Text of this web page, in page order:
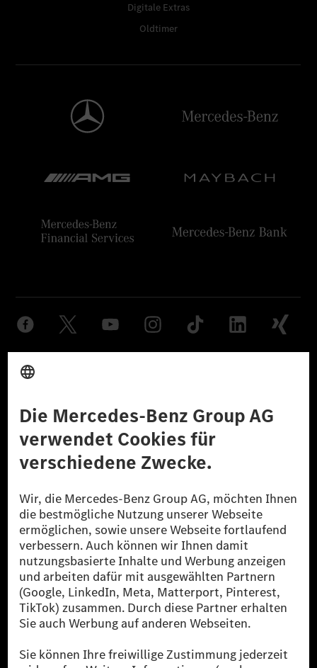
Digitale Extras
Oldtimer
© 2026 Mercedes-Benz Group AG. Alle Rechte vorbehalten.
reduzierte CO₂-Emissionen bei der Mercedes-Benz Group durch
zertifizierte Ausgleichsprojekte kompensiert werden.
[2] Renewable Charging ist ein integraler Bestandteil von MB.CHARGE
Public in Europa, den USA, Kanada und China. Sofern an der jeweiligen
Ladestation noch kein Strom aus erneuerbaren Energien vorliegt,
verwendet Renewable Charging Grünstromzertifikate*. Diese stellen
sicher, dass für Ladevorgänge über MB.CHARGE Public eine äquivalente
Strommenge aus erneuerbaren Energien ins Stromnetz eingespeist wird.
Sie stammen ausschließlich aus Wind- und Solarkraftanlagen, die jünger
als sechs Jahre sind.
* Inkl. EKOenergy Ökolabel
* Die angegebenen Werte wurden nach dem vorgeschriebenen
Messverfahren WLTP (Worldwide harmonised Light vehicles Test